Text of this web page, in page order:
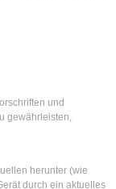
und
gewährleisten,
herunter (wie
durch ein aktuelles